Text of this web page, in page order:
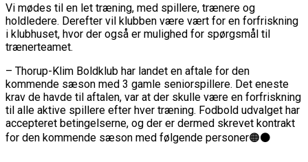
Vi mødes til en let træning, med spillere, trænere og
holdledere. Derefter vil klubben være vært for en forfriskning
i klubhuset, hvor der også er mulighed for spørgsmål til
trænerteamet.
– Thorup-Klim Boldklub har landet en aftale for den
kommende sæson med 3 gamle seniorspillere. Det eneste
krav de havde til aftalen, var at der skulle være en forfriskning
til alle aktive spillere efter hver træning. Fodbold udvalget har
accepteret betingelserne, og der er dermed skrevet kontrakt
for den kommende sæson med følgende personer🟠⚫️